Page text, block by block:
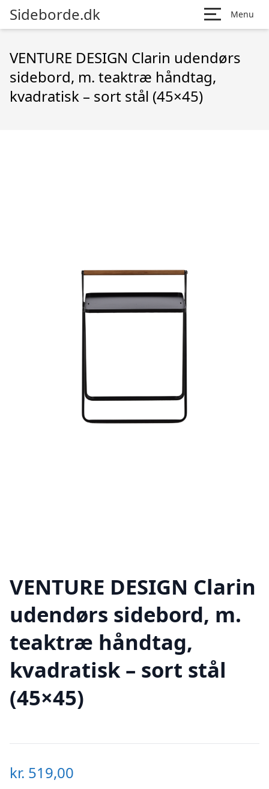
Sideborde.dk Menu
VENTURE DESIGN Clarin udendørs
sidebord, m. teaktræ håndtag,
kvadratisk – sort stål (45×45)
VENTURE DESIGN Clarin
udendørs sidebord, m.
teaktræ håndtag,
kvadratisk – sort stål
(45×45)
kr. 519,00